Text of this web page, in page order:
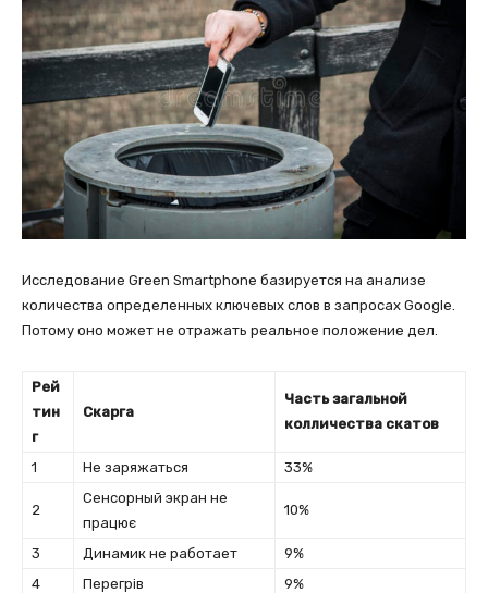
Исследование Green Smartphone базируется на анализе
количества определенных ключевых слов в запросах Google.
Потому оно может не отражать реальное положение дел.
Рей
тин
г
Скарга
Часть загальной
колличества скатов
1 Не заряжаться 33%
2
Сенсорный экран не
працює
10%
3 Динамик не работает
9%
4
Перегрів
9%